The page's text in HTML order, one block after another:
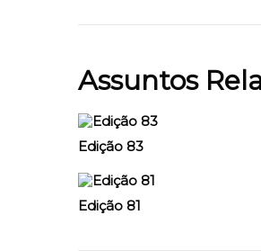
Assuntos
Edição 83
Edição 81